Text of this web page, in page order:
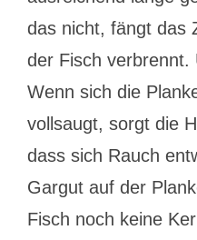
das nicht, fängt das
der Fisch verbrennt.
Wenn sich die
vollsaugt, sorgt die
dass sich Rauch
Gargut auf der
Fisch noch keine